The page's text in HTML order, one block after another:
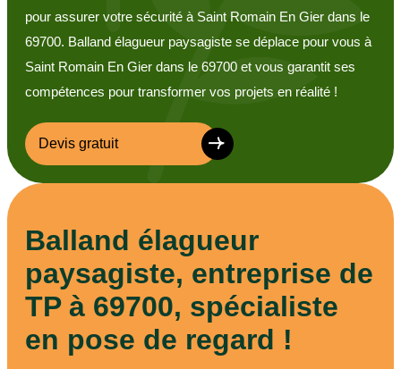
pour assurer votre sécurité à Saint Romain En Gier dans le
69700. Balland élagueur paysagiste se déplace pour vous à
Saint Romain En Gier dans le 69700 et vous garantit ses
compétences pour transformer vos projets en réalité !
Devis gratuit
Balland élagueur
paysagiste, entreprise de
TP à 69700, spécialiste
en pose de regard !